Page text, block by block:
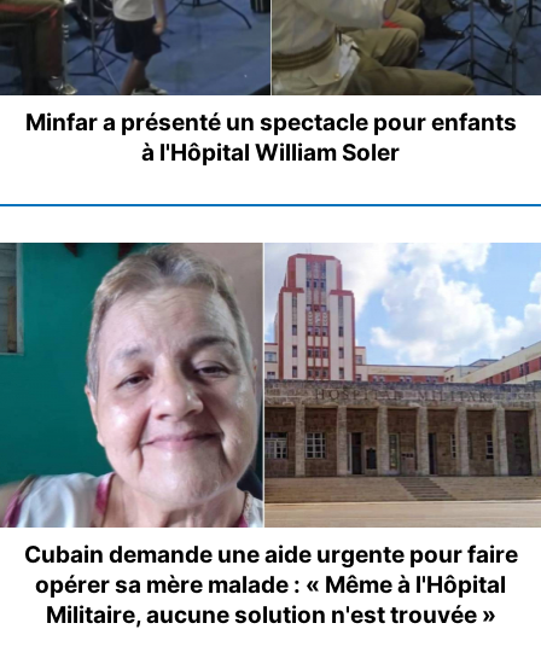
Minfar a présenté un spectacle pour enfants
à l'Hôpital William Soler
Cubain demande une aide urgente pour faire
opérer sa mère malade : « Même à l'Hôpital
Militaire, aucune solution n'est trouvée »